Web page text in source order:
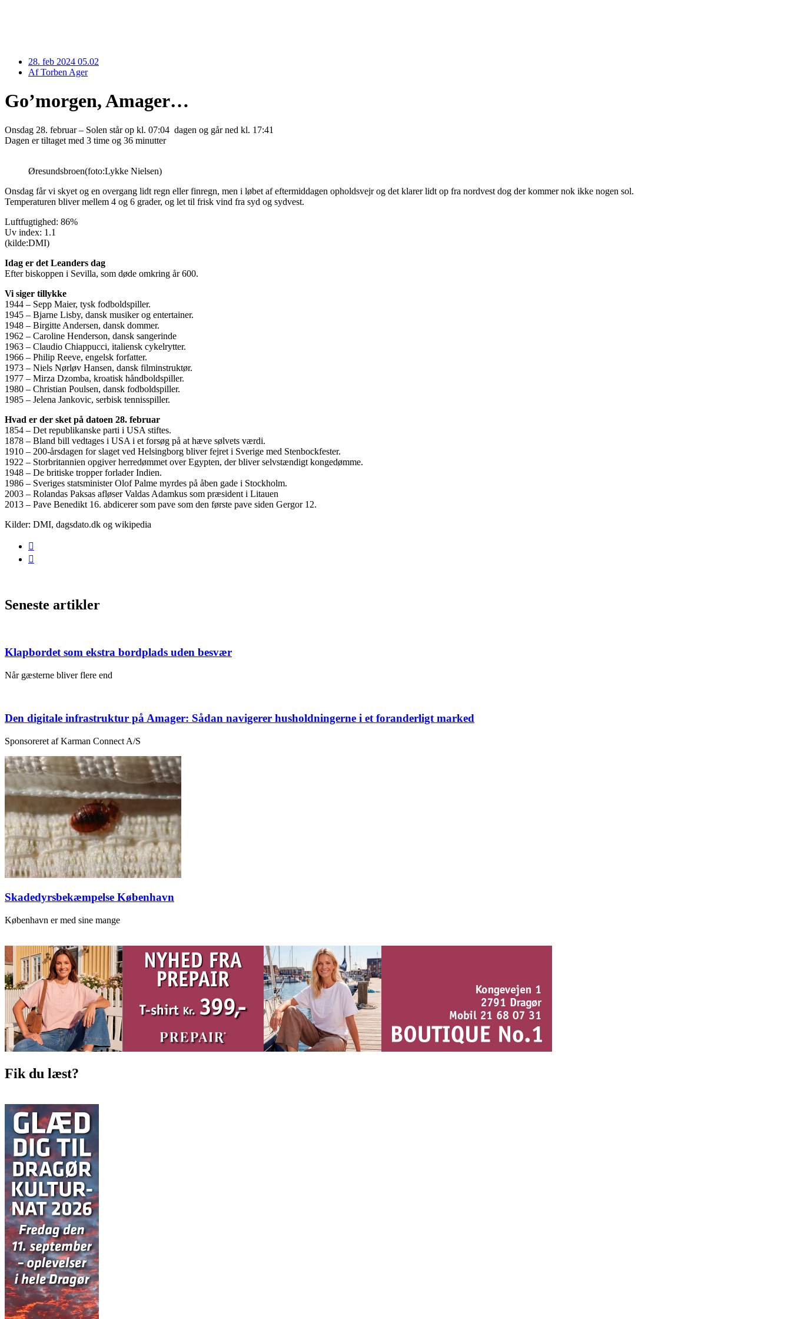
28. feb 2024 05.02
AfTorben Ager
Go’morgen, Amager…
Onsdag 28. februar – Solen står op kl. 07:04 dagen og går ned kl. 17:41
Dagen er tiltaget med 3 time og 36 minutter
Øresundsbroen(foto:Lykke Nielsen)
Onsdag får vi skyet og en overgang lidt regn eller finregn, men i løbet af eftermiddagen opholdsvejr og det klarer lidt op fra nordvest dog der kommer nok ikke nogen sol.
Temperaturen bliver mellem 4 og 6 grader, og let til frisk vind fra syd og sydvest.
Luftfugtighed: 86%
Uv index: 1.1
(kilde:DMI)
Idag er det Leanders dag
Efter biskoppen i Sevilla, som døde omkring år 600.
Vi siger tillykke
1944 – Sepp Maier, tysk fodboldspiller.
1945 – Bjarne Lisby, dansk musiker og entertainer.
1948 – Birgitte Andersen, dansk dommer.
1962 – Caroline Henderson, dansk sangerinde
1963 – Claudio Chiappucci, italiensk cykelrytter.
1966 – Philip Reeve, engelsk forfatter.
1973 – Niels Nørløv Hansen, dansk filminstruktør.
1977 – Mirza Dzomba, kroatisk håndboldspiller.
1980 – Christian Poulsen, dansk fodboldspiller.
1985 – Jelena Jankovic, serbisk tennisspiller.
Hvad er der sket på datoen 28. februar
1854 – Det republikanske parti i USA stiftes.
1878 – Bland bill vedtages i USA i et forsøg på at hæve sølvets værdi.
1910 – 200-årsdagen for slaget ved Helsingborg bliver fejret i Sverige med Stenbockfester.
1922 – Storbritannien opgiver herredømmet over Egypten, der bliver selvstændigt kongedømme.
1948 – De britiske tropper forlader Indien.
1986 – Sveriges statsminister Olof Palme myrdes på åben gade i Stockholm.
2003 – Rolandas Paksas afløser Valdas Adamkus som præsident i Litauen
2013 – Pave Benedikt 16. abdicerer som pave som den første pave siden Gergor 12.
Kilder: DMI, dagsdato.dk og wikipedia
Seneste artikler
Klapbordet som ekstra bordplads uden besvær
Når gæsterne bliver flere end
Den digitale infrastruktur på Amager: Sådan navigerer husholdningerne i et foranderligt marked
Sponsoreret af Karman Connect A/S
Skadedyrsbekæmpelse København
København er med sine mange
Fik du læst?